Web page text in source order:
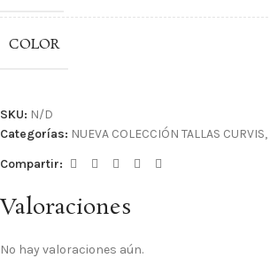
COLOR
SKU: N/D
Categorías: NUEVA COLECCIÓN TALLAS CURVIS,
Compartir:
Valoraciones
No hay valoraciones aún.